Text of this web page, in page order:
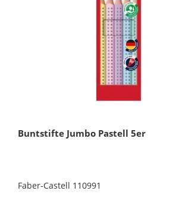
Buntstifte Jumbo Pastell 5er
Faber-Castell 110991